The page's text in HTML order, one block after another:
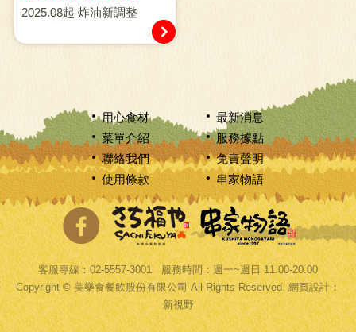
2025.08起 炸油新調整
用心食材
最新消息
菜單介紹
服務據點
聯絡我們
免責聲明
使用條款
串家物語
分享至Facebook
客服專線：02-5557-3001 服務時間：週一~週日 11:00-20:00
Copyright © 美樂食餐飲股份有限公司 All Rights Reserved.網頁設計：
新視野